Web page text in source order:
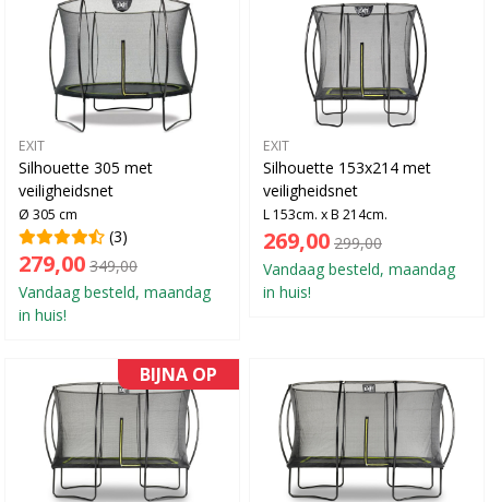
EXIT
Silhouette 305 met
veiligheidsnet
Ø 305 cm
(3)
279,00 349,00
Vandaag besteld, maandag
in huis!
EXIT
Silhouette 153x214 met
veiligheidsnet
L 153cm. x B 214cm.
269,00 299,00
Vandaag besteld, maandag
in huis!
BIJNA OP